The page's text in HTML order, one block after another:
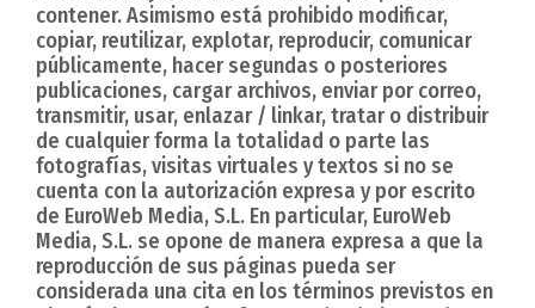
contener. Asimismo está prohibido modificar,
copiar, reutilizar, explotar, reproducir, comunicar
públicamente, hacer segundas o posteriores
publicaciones, cargar archivos, enviar por correo,
transmitir, usar, enlazar / linkar, tratar o distribuir
de cualquier forma la totalidad o parte las
fotografías, visitas virtuales y textos si no se
cuenta con la autorización expresa y por escrito
de EuroWeb Media, S.L. En particular, EuroWeb
Media, S.L. se opone de manera expresa a que la
reproducción de sus páginas pueda ser
considerada una cita en los términos previstos en